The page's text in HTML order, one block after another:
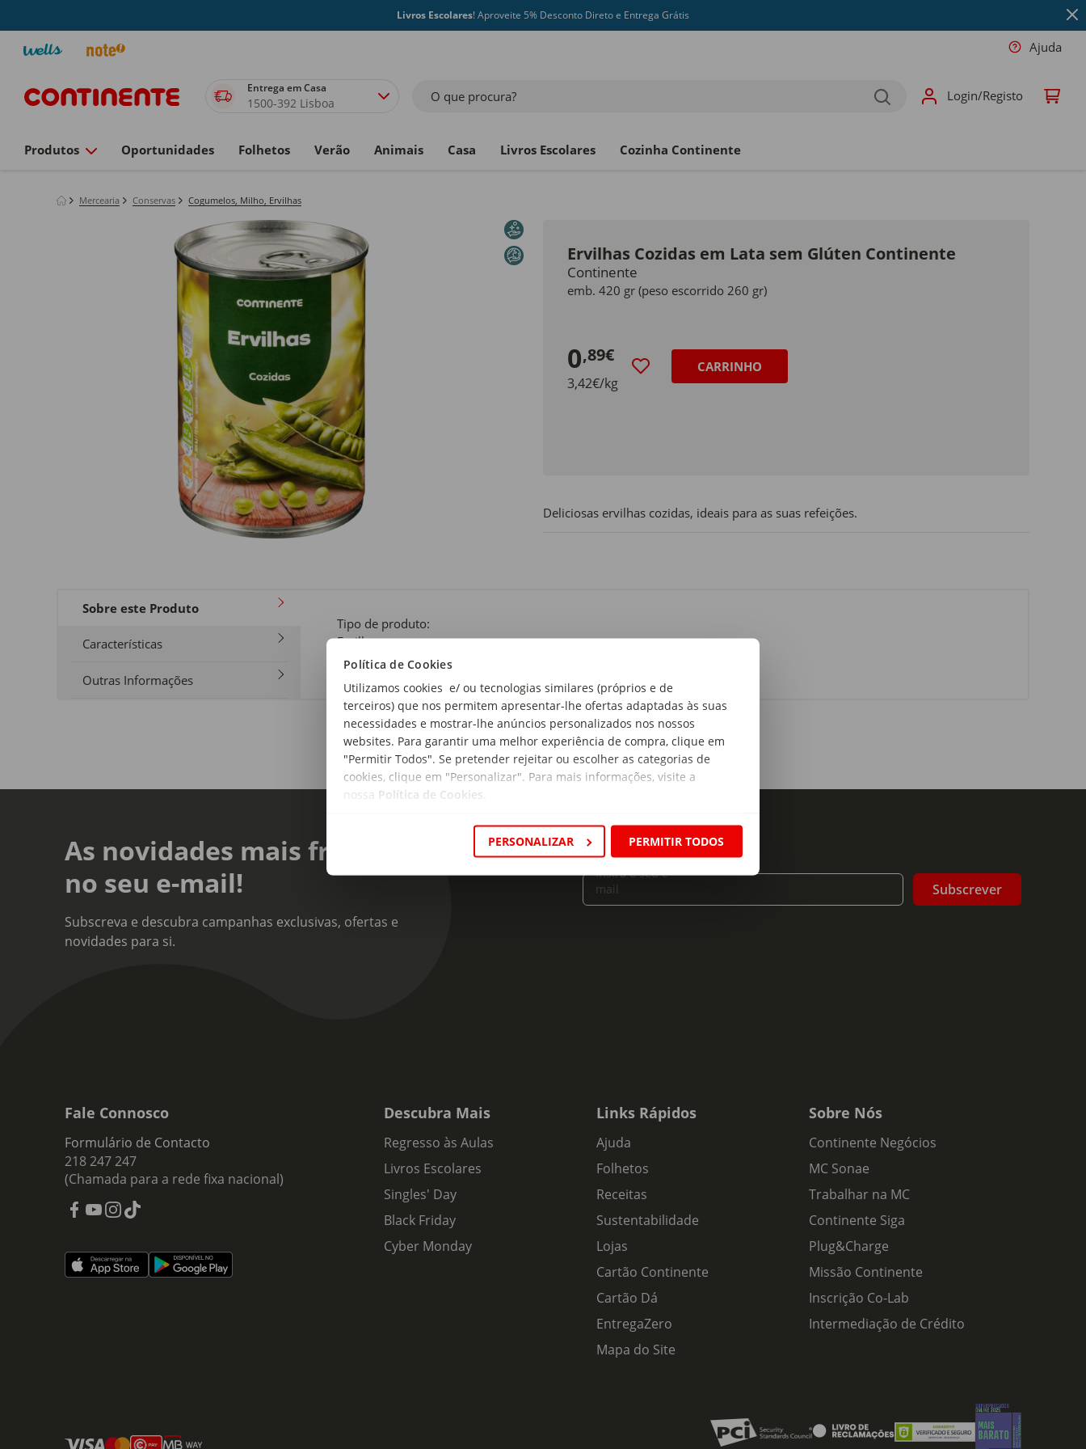
Política de Cookies
Utilizamos cookies e/ ou tecnologias similares (próprios e de
terceiros) que nos permitem apresentar-lhe ofertas adaptadas às suas
necessidades e mostrar-lhe anúncios personalizados nos nossos
websites. Para garantir uma melhor experiência de compra, clique em
"Permitir Todos". Se pretender rejeitar ou escolher as categorias de
cookies, clique em "Personalizar". Para mais informações, visite a
nossa Política de Cookies
PERSONALIZAR PERMITIR TODOS
Livros Escolares! Aproveite 5% Desconto Direto e Entrega Grátis
Ajuda
Entrega em Casa
1500-392 Lisboa O que procura? Login/Registo
Produtos Oportunidades Folhetos Verão Animais Casa Livros Escolares Cozinha Continente
Mercearia Conservas Cogumelos, Milho, Ervilhas
Ervilhas Cozidas em Lata sem Glúten Continente
Continente
emb. 420 gr (peso escorrido 260 gr)
0,89€
3,42€/kg
CARRINHO
Deliciosas ervilhas cozidas, ideais para as suas refeições.
Sobre este Produto
Características
Outras Informações
Tipo de produto:
Ervilhas
As novidades mais frescas
no seu e-mail!
Subscreva e descubra campanhas exclusivas, ofertas e
novidades para si.
Insira o seu e-
mail
Subscrever
Fale Connosco
Formulário de Contacto
218 247 247
(Chamada para a rede fixa nacional)
Descubra Mais
Regresso às Aulas
Livros Escolares
Singles' Day
Black Friday
Cyber Monday
Links Rápidos
Ajuda
Folhetos
Receitas
Sustentabilidade
Lojas
Cartão Continente
Cartão Dá
EntregaZero
Mapa do Site
Sobre Nós
Continente Negócios
MC Sonae
Trabalhar na MC
Continente Siga
Plug&Charge
Missão Continente
Inscrição Co-Lab
Intermediação de Crédito